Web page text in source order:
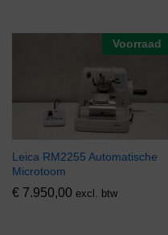
Voorraad
Leica RM2255 Automatische
Microtoom
€ 7.950,00 excl. btw